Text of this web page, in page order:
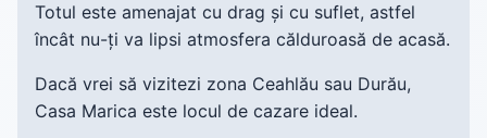
Totul este amenajat cu drag și cu suflet, astfel
încât nu-ți va lipsi atmosfera călduroasă de acasă.
Dacă vrei să vizitezi zona Ceahlău sau Durău,
Casa Marica este locul de cazare ideal.